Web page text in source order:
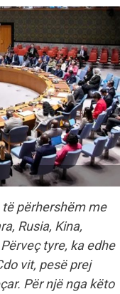
përhershëm me
Rusia, Kina,
tyre, ka edhe
vit, pesë prej
Për një nga këto